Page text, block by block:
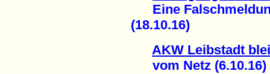
Eine
(18.10.16)
AKW Leibstadt
vom Netz (6.10.16)